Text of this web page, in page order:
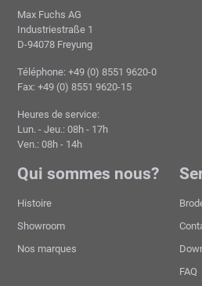
Max Fuchs AG
Industriestraße 1
D-94078 Freyung
Téléphone: +49 (0) 8551 9620-0
Fax: +49 (0) 8551 9620-15
Heures de service:
Lun. - Jeu.: 08h - 17h
Ven.: 08h - 14h
Qui sommes nous?
Histoire
Showroom
Nos marques
FAQ